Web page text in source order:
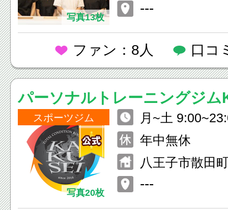
写真13枚
---
ファン：8人 口コ
パーソナルトレーニングジム
～覚醒～
スポーツジム
写真20枚
月~土
0~18:00
年中無休
八王子市散田
---